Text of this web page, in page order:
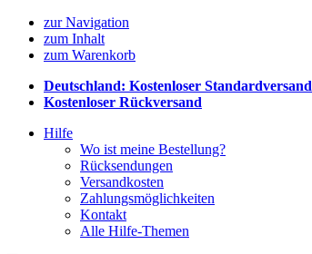
zur Navigation
zum Inhalt
zum Warenkorb
Deutschland: Kostenloser Standardversand
Kostenloser Rückversand
Hilfe
Wo ist meine Bestellung?
Rücksendungen
Versandkosten
Zahlungsmöglichkeiten
Kontakt
Alle Hilfe-Themen